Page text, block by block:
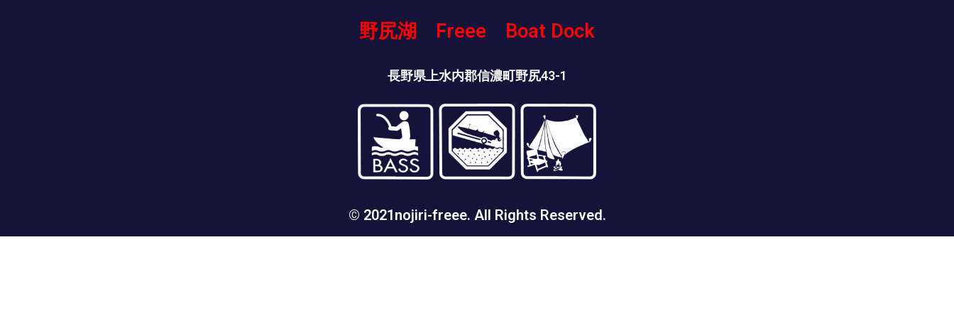
野尻湖 Freee Boat Dock
長野県上水内郡信濃町野尻43-1
© 2021nojiri-freee. All Rights Reserved.